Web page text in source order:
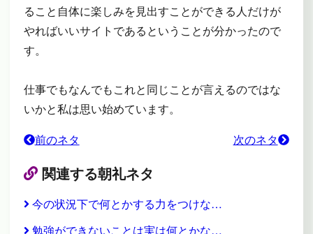
ること自体に楽しみを見出すことができる人だけが
やればいいサイトであるということが分かったので
す。
仕事でもなんでもこれと同じことが言えるのではな
いかと私は思い始めています。
前のネタ
次のネタ
関連する朝礼ネタ
今の状況下で何とかする力をつけな…
勉強ができないことは実は何とかな…